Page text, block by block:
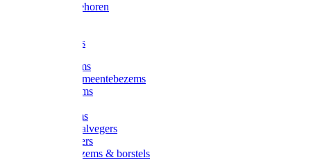
Slede toebehoren
Composters
Straatbezems
Stads- / Gemeentebezems
Terrasbezems
Gootbezems
Kamer-/Zaalvegers
Vloertrekkers
Onkruidbezems & borstels